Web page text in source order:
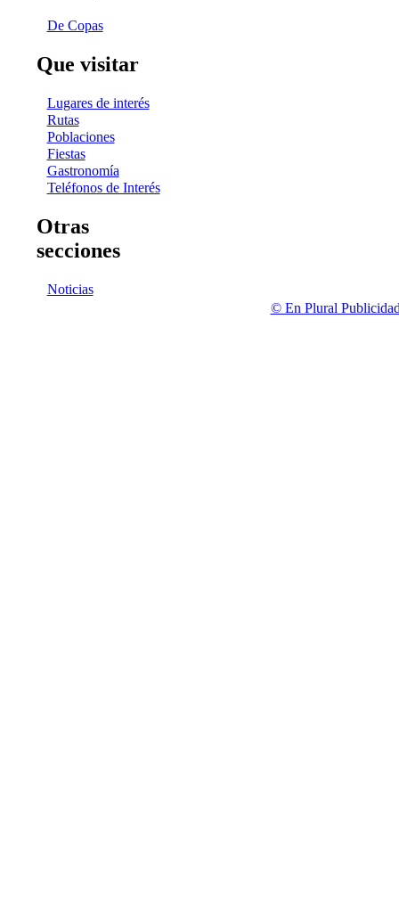
De Copas
Que visitar
Lugares de interés
Rutas
Poblaciones
Fiestas
Gastronomía
Teléfonos de Interés
Otras
secciones
Noticias
© En Plural